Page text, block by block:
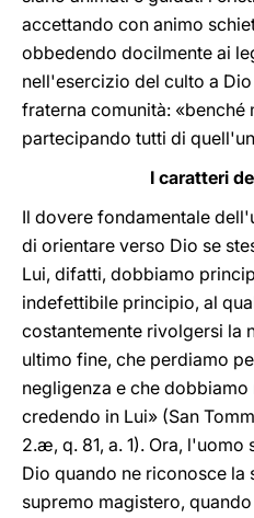
accettando con animo
obbedendo docilmente ai
nell'esercizio del culto a
fraterna comunità: «benché
partecipando tutti di
I caratteri
Il dovere fondamentale
di orientare verso Dio se
Lui, difatti, dobbiamo
indefettibile principio, al
costantemente rivolgersi la
ultimo fine, che perdiamo
negligenza e che
credendo in Lui» (San
2.æ, q. 81, a. 1). Ora,
Dio quando ne riconosce la
supremo magistero,